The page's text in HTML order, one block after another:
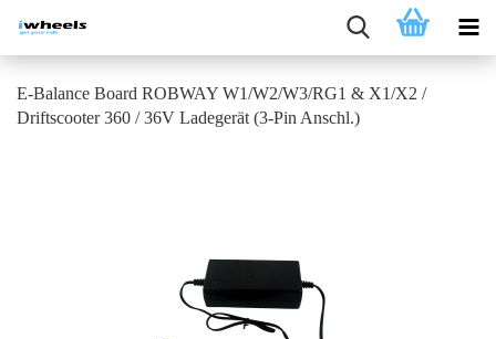
E-Balance Board ROBWAY W1/W2/W3/RG1 & X1/X2 /
Driftscooter 360 / 36V Ladegerät (3-Pin Anschl.)